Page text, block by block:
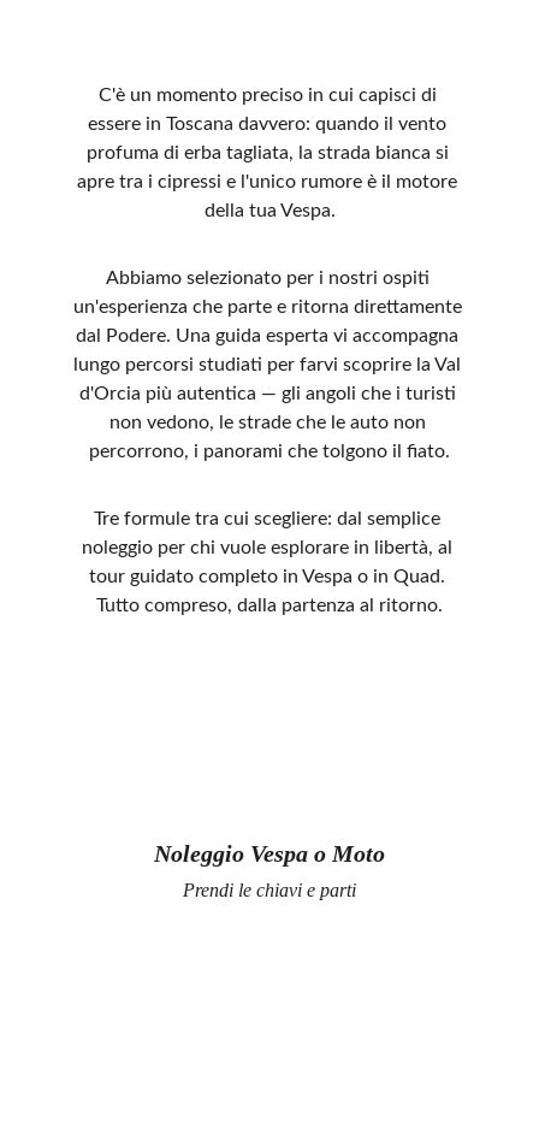
C'è un momento preciso in cui capisci di
essere in Toscana davvero: quando il vento
profuma di erba tagliata, la strada bianca si
apre tra i cipressi e l'unico rumore è il motore
della tua Vespa.
Abbiamo selezionato per i nostri ospiti
un'esperienza che parte e ritorna direttamente
dal Podere. Una guida esperta vi accompagna
lungo percorsi studiati per farvi scoprire la Val
d'Orcia più autentica — gli angoli che i turisti
non vedono, le strade che le auto non
percorrono, i panorami che tolgono il fiato.
Tre formule tra cui scegliere: dal semplice
noleggio per chi vuole esplorare in libertà, al
tour guidato completo in Vespa o in Quad.
Tutto compreso, dalla partenza al ritorno.
Prendi le chiavi e parti
Noleggio Vespa o Moto